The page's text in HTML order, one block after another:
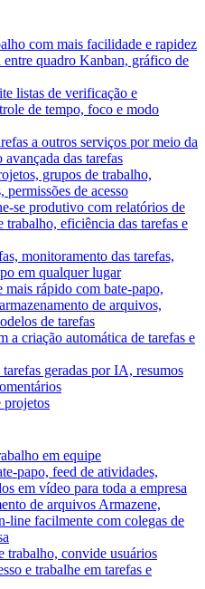
com mais facilidade e rapidez
entre quadro Kanban, gráfico de
listas de verificação e
de tempo, foco e modo
a outros serviços por meio da
das tarefas
grupos de trabalho,
de acesso
se produtivo com relatórios de
trabalho, eficiência das tarefas e
monitoramento das tarefas,
em qualquer lugar
mais rápido com bate-papo,
de arquivos,
de tarefas
a criação automática de tarefas e
geradas por IA, resumos
projetos
em equipe
papo, feed de atividades,
em vídeo para toda a empresa
de arquivos Armazene,
line facilmente com colegas de
trabalho, convide usuários
e trabalhe em tarefas e